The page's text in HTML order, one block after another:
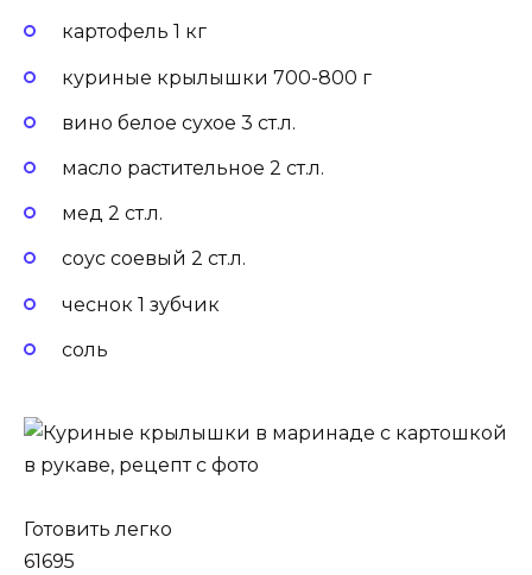
картофель 1 кг
куриные крылышки 700-800 г
вино белое сухое 3 ст.л.
масло растительное 2 ст.л.
мед 2 ст.л.
соус соевый 2 ст.л.
чеснок 1 зубчик
соль
Готовить легко
61695